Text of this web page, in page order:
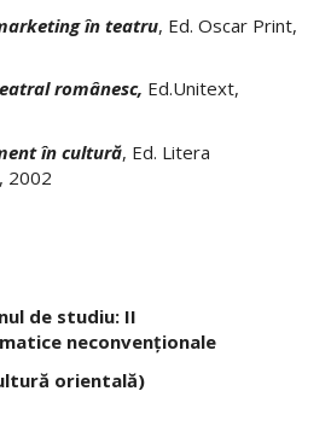
în teatru, Ed. Oscar Print,
românesc, Ed.Unitext,
în cultură, Ed. Litera
2002
de studiu: II
neconvenţionale
orientală)